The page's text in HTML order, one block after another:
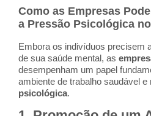
Como as Empresas
a Pressão Psicológica
Embora os indivíduos precisem
de sua saúde mental, as
desempenham um papel
ambiente de trabalho saudável e
psicológica.